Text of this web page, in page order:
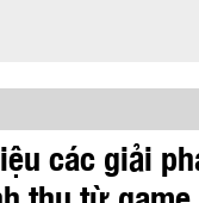
các giải